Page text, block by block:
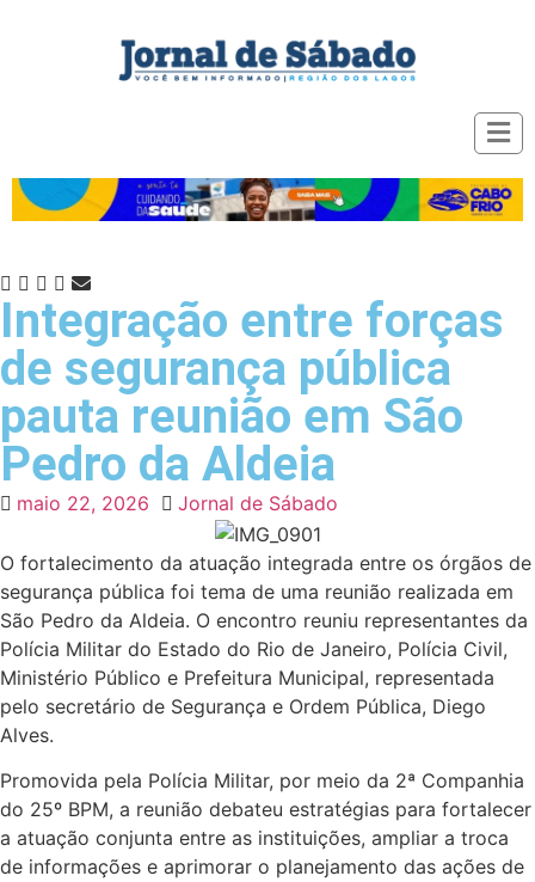
Integração entre forças
de segurança pública
pauta reunião em São
Pedro da Aldeia
maio 22, 2026 Jornal de Sábado
O fortalecimento da atuação integrada entre os órgãos de
segurança pública foi tema de uma reunião realizada em
São Pedro da Aldeia. O encontro reuniu representantes da
Polícia Militar do Estado do Rio de Janeiro, Polícia Civil,
Ministério Público e Prefeitura Municipal, representada
pelo secretário de Segurança e Ordem Pública, Diego
Alves.
Promovida pela Polícia Militar, por meio da 2ª Companhia
do 25º BPM, a reunião debateu estratégias para fortalecer
a atuação conjunta entre as instituições, ampliar a troca
de informações e aprimorar o planejamento das ações de